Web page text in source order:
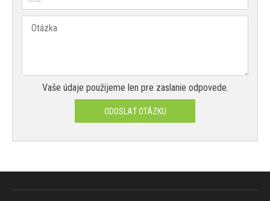
Vaše údaje použijeme len pre zaslanie odpovede.
ODOSLAŤ OTÁZKU